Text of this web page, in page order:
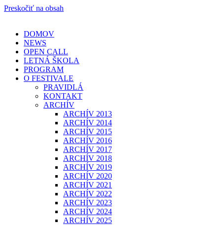
Preskočiť na obsah
DOMOV
NEWS
OPEN CALL
LETNÁ ŠKOLA
PROGRAM
O FESTIVALE
PRAVIDLÁ
KONTAKT
ARCHÍV
ARCHÍV 2013
ARCHÍV 2014
ARCHÍV 2015
ARCHÍV 2016
ARCHÍV 2017
ARCHÍV 2018
ARCHÍV 2019
ARCHÍV 2020
ARCHÍV 2021
ARCHÍV 2022
ARCHÍV 2023
ARCHÍV 2024
ARCHÍV 2025